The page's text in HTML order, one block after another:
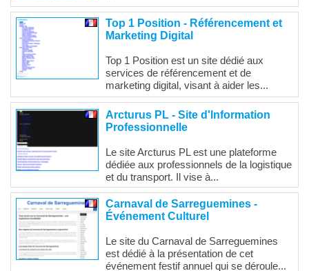
Top 1 Position - Référencement et
Marketing Digital
Top 1 Position est un site dédié aux
services de référencement et de
marketing digital, visant à aider les...
Arcturus PL - Site d'Information
Professionnelle
Le site Arcturus PL est une plateforme
dédiée aux professionnels de la logistique
et du transport. Il vise à...
Carnaval de Sarreguemines -
Événement Culturel
Le site du Carnaval de Sarreguemines
est dédié à la présentation de cet
événement festif annuel qui se déroule...